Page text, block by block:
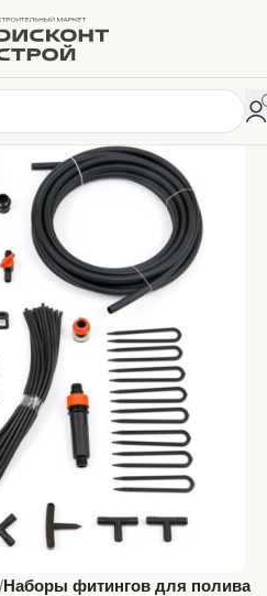
Наборы фитингов для полива